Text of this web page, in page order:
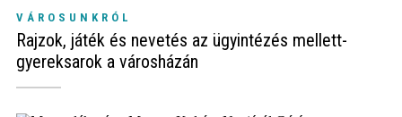
VÁROSUNKRÓL
Rajzok, játék és nevetés az ügyintézés mellett-
gyereksarok a városházán